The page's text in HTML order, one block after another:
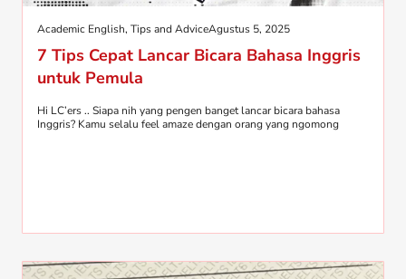
Academic English, Tips and AdviceAgustus 5, 2025
7 Tips Cepat Lancar Bicara Bahasa Inggris
untuk Pemula
Hi LC’ers .. Siapa nih yang pengen banget lancar bicara bahasa
Inggris? Kamu selalu feel amaze dengan orang yang ngomong